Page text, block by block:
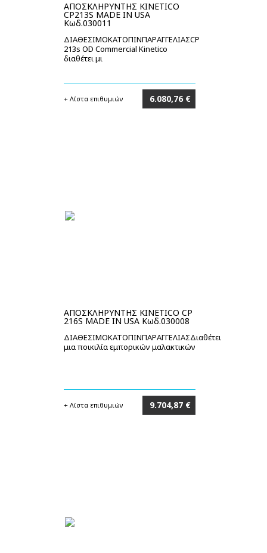
ΑΠΟΣΚΛΗΡΥΝΤΗΣ KINETICO
CP213S MADE IN USA
Κωδ.030011
ΔΙΑΘΕΣΙΜΟΚΑΤΟΠΙΝΠΑΡΑΓΓΕΛΙΑΣCP
213s OD Commercial Kinetico
διαθέτει μι
+ Λίστα επιθυμιών 6.080,76 €
ΑΠΟΣΚΛΗΡΥΝΤΗΣ KINETICO CP
216S MADE IN USA Κωδ.030008
ΔΙΑΘΕΣΙΜΟΚΑΤΟΠΙΝΠΑΡΑΓΓΕΛΙΑΣΔιαθέτει
μια ποικιλία εμπορικών μαλακτικών
+ Λίστα επιθυμιών 9.704,87 €